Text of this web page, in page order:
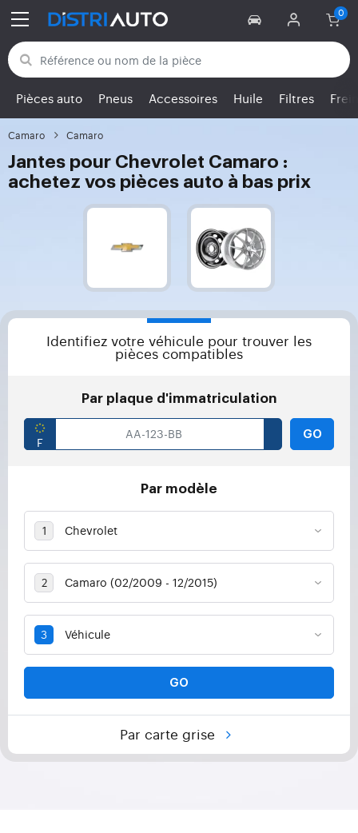
Retour aux catégories
Pièces auto Pneus Accessoires Huile Filtres
Camaro Camaro
Jantes pour Chevrolet Camaro :
achetez vos pièces auto à bas prix
Identifiez votre véhicule pour trouver les
pièces compatibles
Par plaque d'immatriculation
GO
Par modèle
GO
Par carte grise